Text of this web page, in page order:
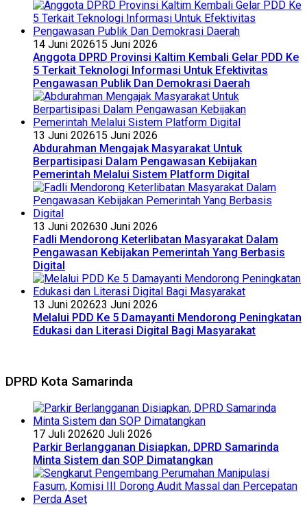
14 Juni 202615 Juni 2026
Anggota DPRD Provinsi Kaltim Kembali Gelar PDD Ke
5 Terkait Teknologi Informasi Untuk Efektivitas
Pengawasan Publik Dan Demokrasi Daerah
13 Juni 202615 Juni 2026
Abdurahman Mengajak Masyarakat Untuk
Berpartisipasi Dalam Pengawasan Kebijakan
Pemerintah Melalui Sistem Platform Digital
13 Juni 202630 Juni 2026
Fadli Mendorong Keterlibatan Masyarakat Dalam
Pengawasan Kebijakan Pemerintah Yang Berbasis
Digital
13 Juni 202623 Juni 2026
Melalui PDD Ke 5 Damayanti Mendorong Peningkatan
Edukasi dan Literasi Digital Bagi Masyarakat
DPRD Kota Samarinda
17 Juli 202620 Juli 2026
Parkir Berlangganan Disiapkan, DPRD Samarinda
Minta Sistem dan SOP Dimatangkan